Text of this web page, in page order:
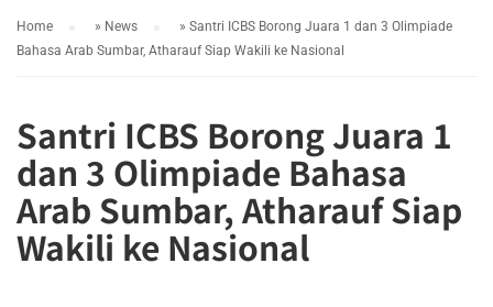
Home » News » Santri ICBS Borong Juara 1 dan 3 Olimpiade
Bahasa Arab Sumbar, Atharauf Siap Wakili ke Nasional
Santri ICBS Borong Juara 1
dan 3 Olimpiade Bahasa
Arab Sumbar, Atharauf Siap
Wakili ke Nasional